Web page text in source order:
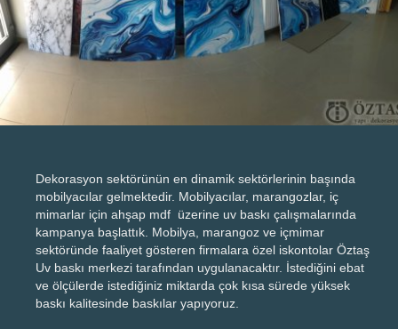
Dekorasyon sektörünün en dinamik sektörlerinin başında
mobilyacılar gelmektedir. Mobilyacılar, marangozlar, iç
mimarlar için ahşap mdf üzerine uv baskı çalışmalarında
kampanya başlattık. Mobilya, marangoz ve içmimar
sektöründe faaliyet gösteren firmalara özel iskontolar Öztaş
Uv baskı merkezi tarafından uygulanacaktır. İstediğini ebat
ve ölçülerde istediğiniz miktarda çok kısa sürede yüksek
baskı kalitesinde baskılar yapıyoruz.